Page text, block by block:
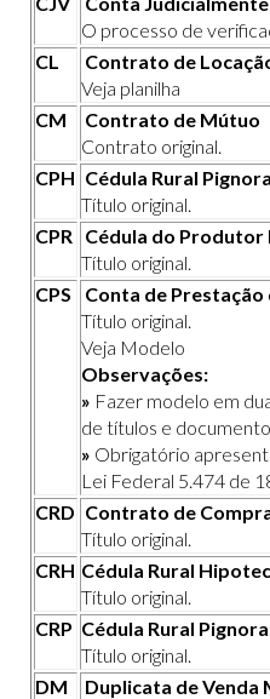
O processo de
CL
Contrato de
Veja planilha
CM
Contrato de Mútuo
Contrato original.
CPH Cédula Rural
Título original.
CPR Cédula do Produtor
Título original.
CPS
Conta de Prestação
Título original.
Veja Modelo
Observações:
» Fazer modelo em
de títulos e
» Obrigatório
Lei Federal 5.474 de
CRD Contrato de
Título original.
CRH Cédula Rural
Título original.
CRP Cédula Rural
Título original.
DM
Duplicata de Venda